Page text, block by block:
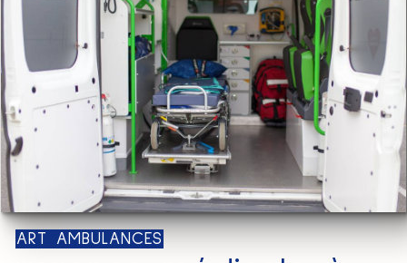
ART AMBULANCES